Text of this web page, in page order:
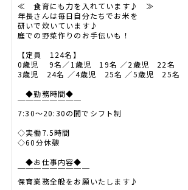
≪ 食育にも力を入れています♪ ≫
年長さんは毎日自分たちでお米を
研いで炊いています♪
庭での野菜作りのお手伝いも！
【定員 124名】
0歳児 9名／1歳児 19名 ／2歳児 22名
3歳児 24名 ／4歳児 25名 ／5歳児 25名
◆勤務時間◆
￣￣￣￣￣￣￣￣
7:30～20:30の間でシフト制
◇実働7.5時間
◇60分休憩
◆お仕事内容◆
￣￣￣￣￣￣￣￣￣
保育業務全般をお願いたします♪